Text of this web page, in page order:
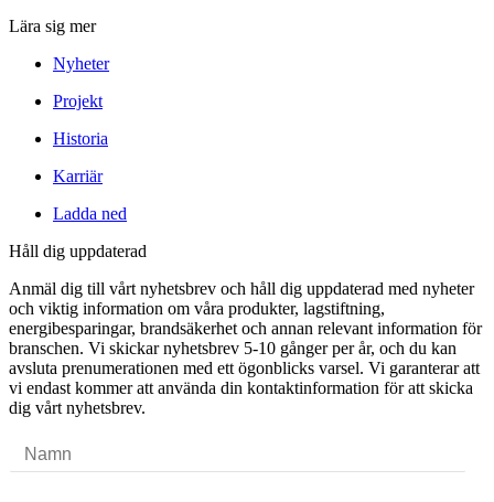
Lära sig mer
Nyheter
Projekt
Historia
Karriär
Ladda ned
Håll dig uppdaterad
Anmäl dig till vårt nyhetsbrev och håll dig uppdaterad med nyheter
och viktig information om våra produkter, lagstiftning,
energibesparingar, brandsäkerhet och annan relevant information för
branschen. Vi skickar nyhetsbrev 5-10 gånger per år, och du kan
avsluta prenumerationen med ett ögonblicks varsel. Vi garanterar att
vi endast kommer att använda din kontaktinformation för att skicka
dig vårt nyhetsbrev.